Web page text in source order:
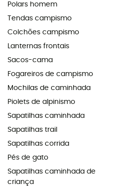
Polars homem
Tendas campismo
Colchões campismo
Lanternas frontais
Sacos-cama
Fogareiros de campismo
Mochilas de caminhada
Piolets de alpinismo
Sapatilhas caminhada
Sapatilhas trail
Sapatilhas corrida
Pés de gato
Sapatilhas caminhada de
criança